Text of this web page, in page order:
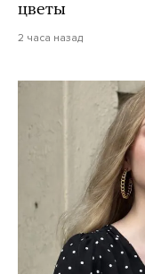
цветы
2 часа назад